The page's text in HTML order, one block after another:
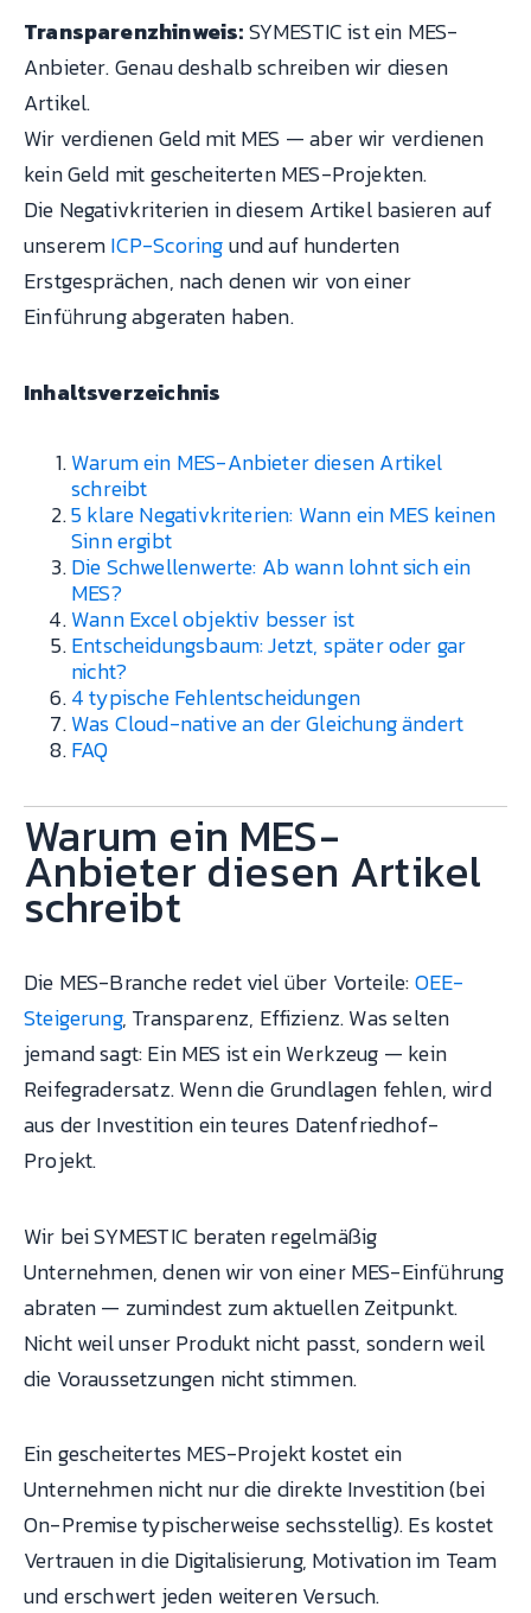
Transparenzhinweis:SYMESTIC ist ein MES-
Anbieter. Genau deshalb schreiben wir diesen
Artikel.
Wir verdienen Geld mit MES — aber wir verdienen
kein Geld mit gescheiterten MES-Projekten.
Die Negativkriterien in diesem Artikel basieren auf
unseremICP-Scoringund auf hunderten
Erstgesprächen, nach denen wir von einer
Einführung abgeraten haben.
Inhaltsverzeichnis
Warum ein MES-Anbieter diesen Artikel
schreibt
5 klare Negativkriterien: Wann ein MES keinen
Sinn ergibt
Die Schwellenwerte: Ab wann lohnt sich ein
MES?
Wann Excel objektiv besser ist
Entscheidungsbaum: Jetzt, später oder gar
nicht?
4 typische Fehlentscheidungen
Was Cloud-native an der Gleichung ändert
FAQ
Warum ein MES-
Anbieter diesen Artikel
schreibt
Die MES-Branche redet viel über Vorteile:OEE-
Steigerung, Transparenz, Effizienz. Was selten
jemand sagt: Ein MES ist ein Werkzeug — kein
Reifegradersatz. Wenn die Grundlagen fehlen, wird
aus der Investition ein teures Datenfriedhof-
Projekt.
Wir bei SYMESTIC beraten regelmäßig
Unternehmen, denen wir von einer MES-Einführung
abraten — zumindest zum aktuellen Zeitpunkt.
Nicht weil unser Produkt nicht passt, sondern weil
die Voraussetzungen nicht stimmen.
Ein gescheitertes MES-Projekt kostet ein
Unternehmen nicht nur die direkte Investition (bei
On-Premise typischerweise sechsstellig). Es kostet
Vertrauen in die Digitalisierung, Motivation im Team
und erschwert jeden weiteren Versuch.